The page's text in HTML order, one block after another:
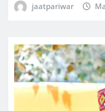
jaatpariwar